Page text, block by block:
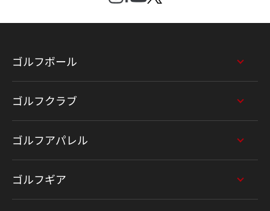
ゴルフボール
ゴルフクラブ
ゴルフアパレル
ゴルフギア